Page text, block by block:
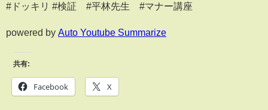
#ドッキリ #検証 #平林先生 #マナー講座
powered by Auto Youtube Summarize
共有:
Facebook X